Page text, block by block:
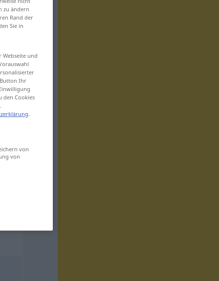
zu ändern
Rand der
Sie in
und
Ihr
den Cookies
.
von
von